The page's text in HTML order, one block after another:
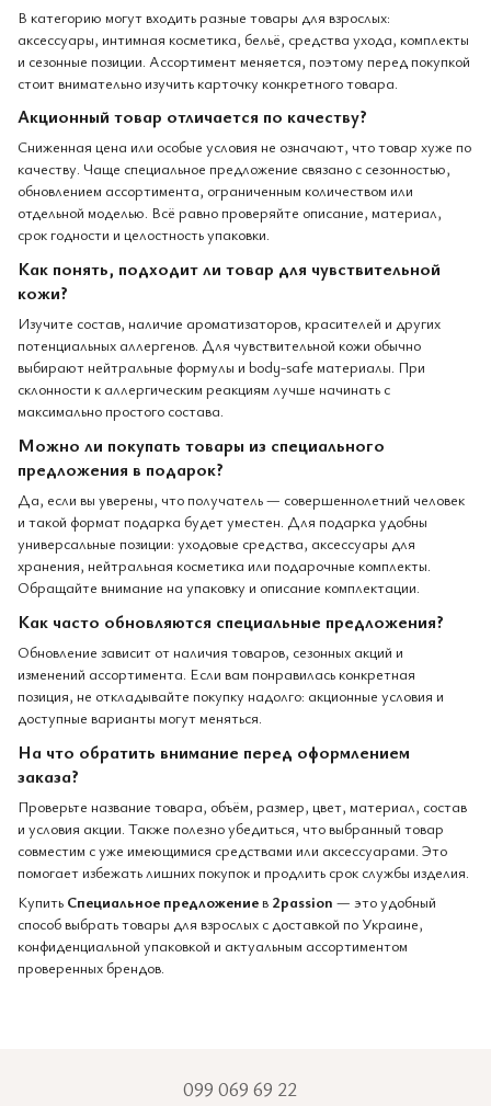
В категорию могут входить разные товары для взрослых:
аксессуары, интимная косметика, бельё, средства ухода, комплекты
и сезонные позиции. Ассортимент меняется, поэтому перед покупкой
стоит внимательно изучить карточку конкретного товара.
Акционный товар отличается по качеству?
Сниженная цена или особые условия не означают, что товар хуже по
качеству. Чаще специальное предложение связано с сезонностью,
обновлением ассортимента, ограниченным количеством или
отдельной моделью. Всё равно проверяйте описание, материал,
срок годности и целостность упаковки.
Как понять, подходит ли товар для чувствительной
кожи?
Изучите состав, наличие ароматизаторов, красителей и других
потенциальных аллергенов. Для чувствительной кожи обычно
выбирают нейтральные формулы и body-safe материалы. При
склонности к аллергическим реакциям лучше начинать с
максимально простого состава.
Можно ли покупать товары из специального
предложения в подарок?
Да, если вы уверены, что получатель — совершеннолетний человек
и такой формат подарка будет уместен. Для подарка удобны
универсальные позиции: уходовые средства, аксессуары для
хранения, нейтральная косметика или подарочные комплекты.
Обращайте внимание на упаковку и описание комплектации.
Как часто обновляются специальные предложения?
Обновление зависит от наличия товаров, сезонных акций и
изменений ассортимента. Если вам понравилась конкретная
позиция, не откладывайте покупку надолго: акционные условия и
доступные варианты могут меняться.
На что обратить внимание перед оформлением
заказа?
Проверьте название товара, объём, размер, цвет, материал, состав
и условия акции. Также полезно убедиться, что выбранный товар
совместим с уже имеющимися средствами или аксессуарами. Это
помогает избежать лишних покупок и продлить срок службы изделия.
Купить Специальное предложение в 2passion — это удобный
способ выбрать товары для взрослых с доставкой по Украине,
конфиденциальной упаковкой и актуальным ассортиментом
проверенных брендов.
099 069 69 22